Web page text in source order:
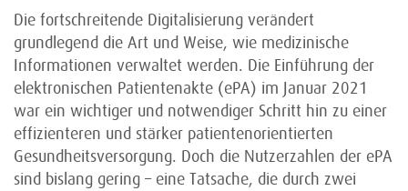
Die fortschreitende Digitalisierung verändert
grundlegend die Art und Weise, wie medizinische
Informationen verwaltet werden. Die Einführung der
elektronischen Patientenakte (ePA) im Januar 2021
war ein wichtiger und notwendiger Schritt hin zu einer
effizienteren und stärker patientenorientierten
Gesundheitsversorgung. Doch die Nutzerzahlen der ePA
sind bislang gering – eine Tatsache, die durch zwei